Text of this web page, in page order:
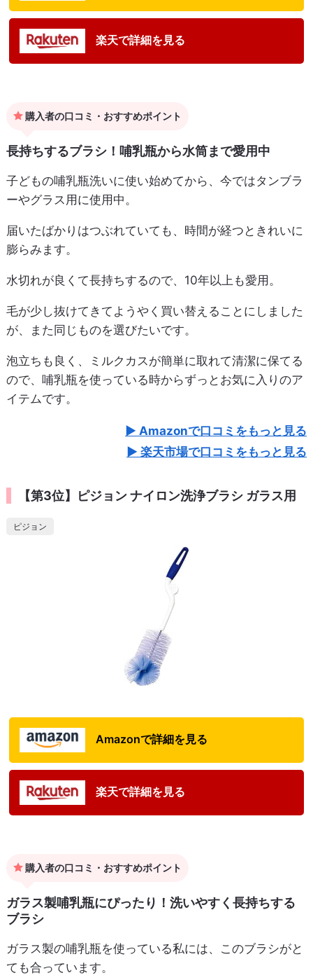
楽天で詳細を見る
購入者の口コミ・おすすめポイント
長持ちするブラシ！哺乳瓶から水筒まで愛用中
子どもの哺乳瓶洗いに使い始めてから、今ではタンブラ
ーやグラス用に使用中。
届いたばかりはつぶれていても、時間が経つときれいに
膨らみます。
水切れが良くて長持ちするので、10年以上も愛用。
毛が少し抜けてきてようやく買い替えることにしました
が、また同じものを選びたいです。
泡立ちも良く、ミルクカスが簡単に取れて清潔に保てる
ので、哺乳瓶を使っている時からずっとお気に入りのア
イテムです。
Amazonで口コミをもっと見る
楽天市場で口コミをもっと見る
【第3位】ピジョン ナイロン洗浄ブラシ ガラス用
ピジョン
Amazonで詳細を見る
楽天で詳細を見る
購入者の口コミ・おすすめポイント
ガラス製哺乳瓶にぴったり！洗いやすく長持ちする
ブラシ
ガラス製の哺乳瓶を使っている私には、このブラシがと
ても合っています。